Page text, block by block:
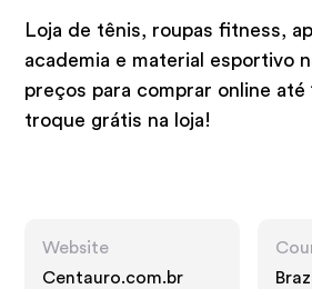
Loja de tênis, roupas fitness,
academia e material esportivo
preços para comprar online
troque grátis na loja!
Website
Centauro.com.br